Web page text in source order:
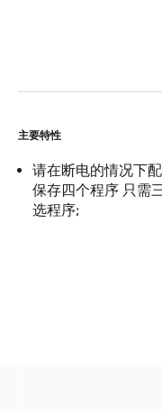
主要特性
请在断电的情况下
保存四个程序 只需
选程序;